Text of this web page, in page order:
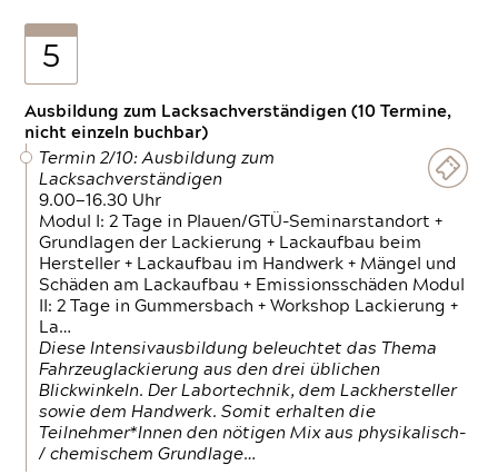
5
Ausbildung zum Lacksachverständigen (10 Termine,
nicht einzeln buchbar)
Termin 2/10: Ausbildung zum
Lacksachverständigen
9.00—16.30 Uhr
Modul I: 2 Tage in Plauen/GTÜ-Seminarstandort +
Grundlagen der Lackierung + Lackaufbau beim
Hersteller + Lackaufbau im Handwerk + Mängel und
Schäden am Lackaufbau + Emissionsschäden Modul
II: 2 Tage in Gummersbach + Workshop Lackierung +
La…
Diese Intensivausbildung beleuchtet das Thema
Fahrzeuglackierung aus den drei üblichen
Blickwinkeln. Der Labortechnik, dem Lackhersteller
sowie dem Handwerk. Somit erhalten die
Teilnehmer*Innen den nötigen Mix aus physikalisch-
/ chemischem Grundlage…